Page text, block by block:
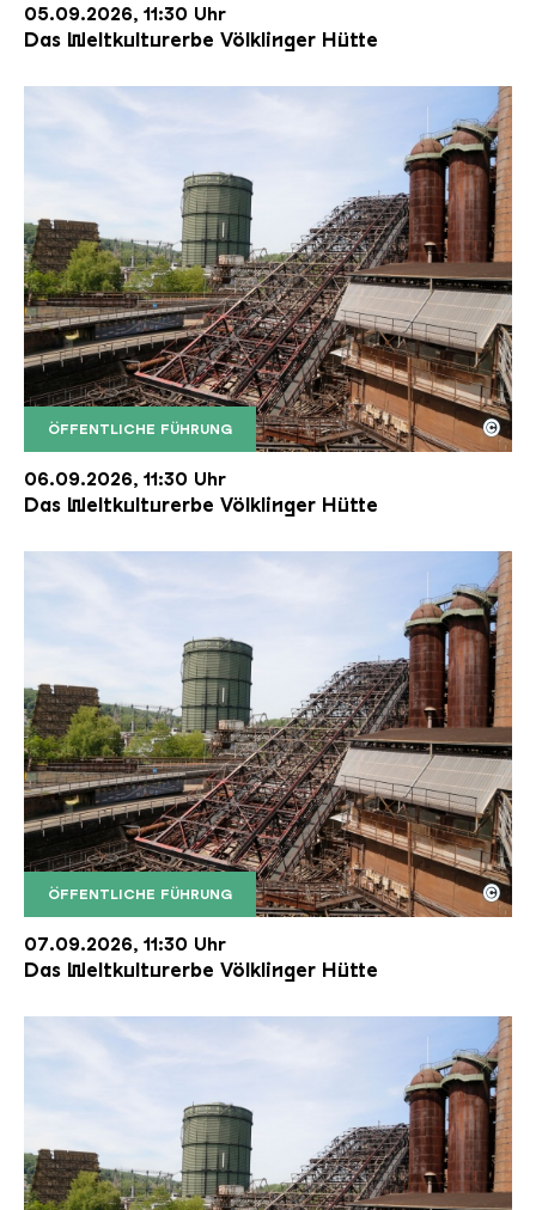
05.09.2026, 11:30 Uhr
Das Weltkulturerbe Völklinger Hütte
ÖFFENTLICHE FÜHRUNG
Der Erzschrägaufzug der Völklinger Hütte mit
Copyright: Weltkulturerbe Völklinger Hütte | Karl
©
06.09.2026, 11:30 Uhr
Das Weltkulturerbe Völklinger Hütte
ÖFFENTLICHE FÜHRUNG
Der Erzschrägaufzug der Völklinger Hütte mit
Copyright: Weltkulturerbe Völklinger Hütte | Karl
©
07.09.2026, 11:30 Uhr
Das Weltkulturerbe Völklinger Hütte